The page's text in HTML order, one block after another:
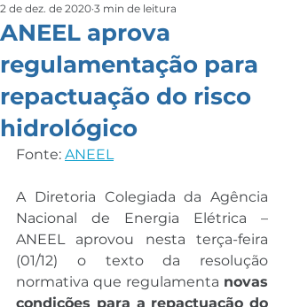
ANEEL aprova
regulamentação para
repactuação do risco
hidrológico
2 de dez. de 2020 3 min de leitura
Fonte: ANEEL
A Diretoria Colegiada da Agência
Nacional de Energia Elétrica –
ANEEL aprovou nesta terça-feira
(01/12) o texto da resolução
normativa que regulamenta novas
condições para a repactuação do